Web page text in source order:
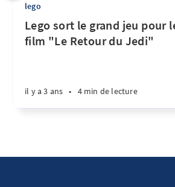
lego
Lego sort le grand jeu pour
film "Le Retour du Jedi"
il y a 3 ans • 4 min de lecture